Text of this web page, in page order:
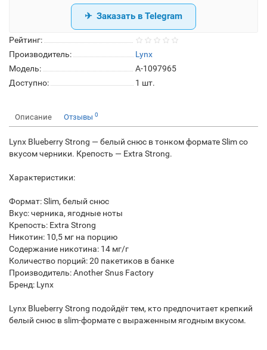
Рейтинг:
Производитель:
Lynx
Модель:
A-1097965
Доступно:
1 шт.
Заказать в Telegram
Описание Отзывы 0
Lynx Blueberry Strong — белый снюс в тонком формате Slim со
вкусом черники. Крепость — Extra Strong.
Характеристики:
Формат: Slim, белый снюс
Вкус: черника, ягодные ноты
Крепость: Extra Strong
Никотин: 10,5 мг на порцию
Содержание никотина: 14 мг/г
Количество порций: 20 пакетиков в банке
Производитель: Another Snus Factory
Бренд: Lynx
Lynx Blueberry Strong подойдёт тем, кто предпочитает крепкий
белый снюс в slim-формате с выраженным ягодным вкусом.